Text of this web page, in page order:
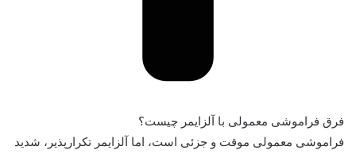
فرق فراموشی معمولی با آلزایمر چیست؟
فراموشی معمولی موقت و جزئی است، اما آلزایمر تکرارپذیر، شدید